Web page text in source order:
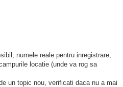
numele reale pentru inregistrare,
locatie (unde va rog sa
un topic nou, verificati daca nu a mai